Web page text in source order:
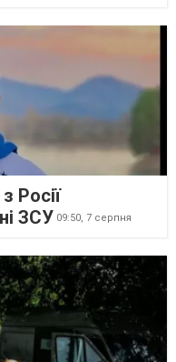
Росії
ЗСУ 09:50, 7 серпня